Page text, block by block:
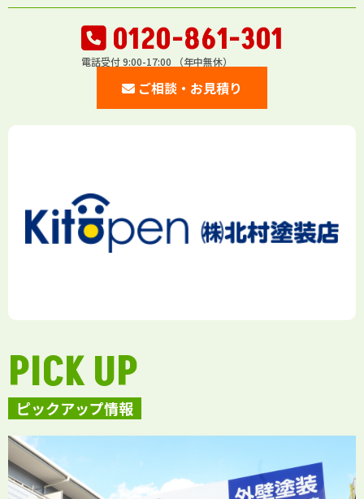
0120-861-301
電話受付 9:00-17:00 （年中無休）
ご相談・お見積り
ピックアップ情報
PICK UP